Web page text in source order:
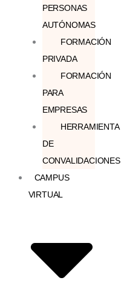
PERSONAS
AUTÓNOMAS
FORMACIÓN
PRIVADA
FORMACIÓN
PARA
EMPRESAS
HERRAMIENTA
DE
CONVALIDACIONES
CAMPUS
VIRTUAL